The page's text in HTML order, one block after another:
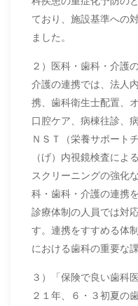
ており、施設基準への
ました。
２）医科・歯科・介護
介護の連携では、法人
携、歯科衛生士配置、
口腔ケア、病棟往診、
ＮＳＴ（栄養サポート
（げ）内視鏡検査によ
スクリーニングの強化
科・歯科・介護の連携
診療体制の人員では対
す。連携をすすめる体
における歯科の重要な
３）「保険で良い歯科
２１年、６・３初夏の